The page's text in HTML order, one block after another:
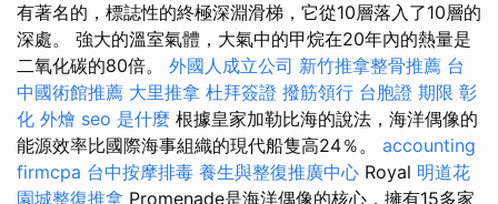
有著名的，標誌性的終極深淵滑梯，它從10層落入了10層的
深處。 強大的溫室氣體，大氣中的甲烷在20年內的熱量是
二氧化碳的80倍。 外國人成立公司 新竹推拿整骨推薦 台
中國術館推薦 大里推拿 杜拜簽證 撥筋領行 台胞證 期限 彰
化 外燴 seo 是什麼 根據皇家加勒比海的說法，海洋偶像的
能源效率比國際海事組織的現代船隻高24％。 accounting
firmcpa 台中按摩排毒 養生與整復推廣中心 Royal 明道花
園城整復推拿 Promenade是海洋偶像的核心，擁有15多家